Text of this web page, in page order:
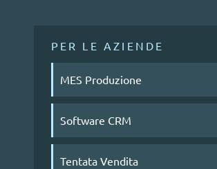
PER LE AZIENDE
MES Produzione
Software CRM
Tentata Vendita